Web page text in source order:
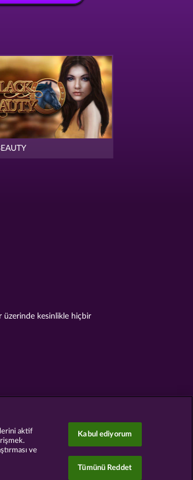
üzerinde kesinlikle hiçbir
aktif
ve
Kabul ediyorum
Tümünü Reddet